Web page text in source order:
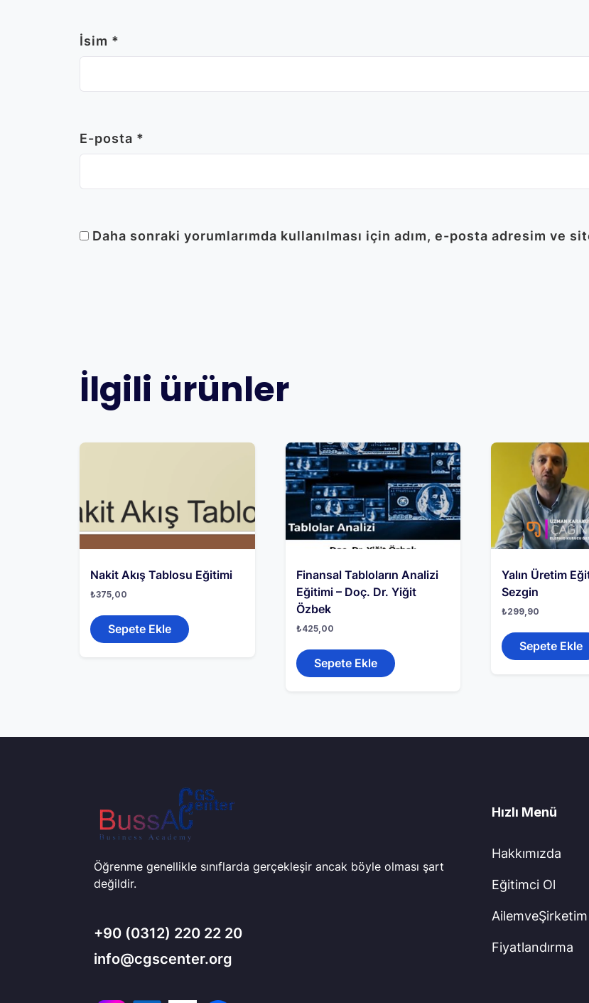
İsim *
E-posta *
Daha sonraki yorumlarımda kullanılması için adım, e-posta adresim ve
İlgili ürünler
Nakit Akış Tablosu Eğitimi
₺375,00
Sepete Ekle
Finansal Tabloların Analizi
Eğitimi – Doç. Dr. Yiğit
Özbek
₺425,00
Sepete Ekle
Yalın Üretim
Sezgin
₺299,90
Sepete Ekle
Öğrenme genellikle sınıflarda gerçekleşir ancak böyle olması şart
değildir.
+90 (0312) 220 22 20
info@cgscenter.org
Hızlı Menü
Hakkımızda
Eğitimci Ol
AilemveŞirketim
Fiyatlandırma